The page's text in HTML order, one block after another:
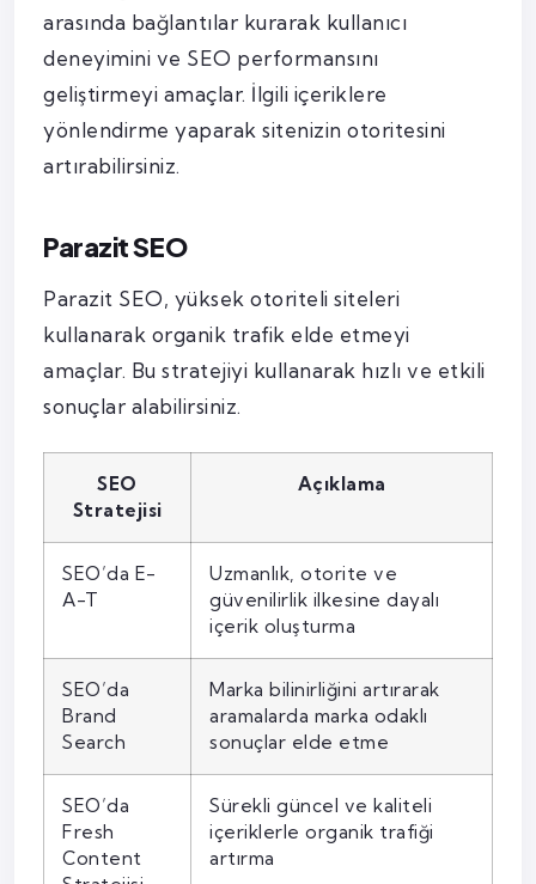
arasında bağlantılar kurarak kullanıcı
deneyimini ve SEO performansını
geliştirmeyi amaçlar. İlgili içeriklere
yönlendirme yaparak sitenizin otoritesini
artırabilirsiniz.
Parazit SEO
Parazit SEO, yüksek otoriteli siteleri
kullanarak organik trafik elde etmeyi
amaçlar. Bu stratejiyi kullanarak hızlı ve etkili
sonuçlar alabilirsiniz.
SEO
Stratejisi
Açıklama
SEO’da E-
A-T
Uzmanlık, otorite ve
güvenilirlik ilkesine dayalı
içerik oluşturma
SEO’da
Brand
Search
Marka bilinirliğini artırarak
aramalarda marka odaklı
sonuçlar elde etme
SEO’da
Fresh
Content
Sürekli güncel ve kaliteli
içeriklerle organik trafiği
artırma